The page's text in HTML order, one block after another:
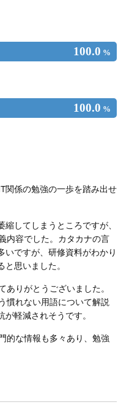
100.0 %
100.0 %
関係の勉強の一歩を踏み出せ
してしまうところですが、
内容でした。カタカナの言
いですが、研修資料がわかり
思いました。
りがとうございました。
慣れない用語について解説
軽減されそうです。
的な情報も多々あり、勉強